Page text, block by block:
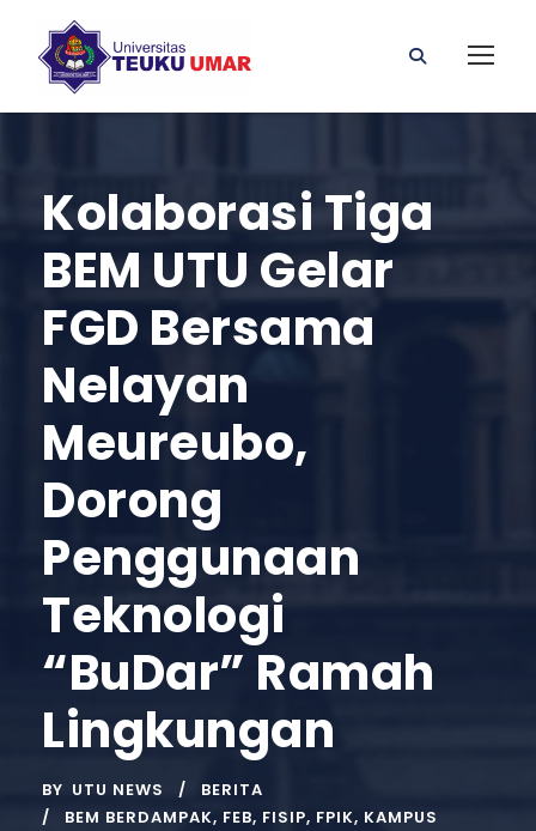
Kolaborasi Tiga
BEM UTU Gelar
FGD Bersama
Nelayan
Meureubo,
Dorong
Penggunaan
Teknologi
“BuDar” Ramah
Lingkungan
BY UTU NEWS
BERITA
BEM BERDAMPAK, FEB, FISIP, FPIK, KAMPUS